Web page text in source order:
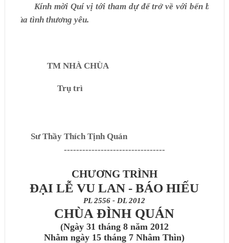
Kính mời Quí vị tới tham dự để trở về với bến bờ
của tình thương yêu.
TM NHÀ CHÙA
Trụ trì
Sư Thầy Thích Tịnh Quán
---------------------------------
CHƯƠNG TRÌNH
ĐẠI LỄ VU LAN - BÁO HIẾU
PL 2556 - DL 2012
CHÙA ĐÌNH QUÁN
(Ngày 31 tháng 8 năm 2012
Nhằm ngày 15 tháng 7 Nhâm Thìn)